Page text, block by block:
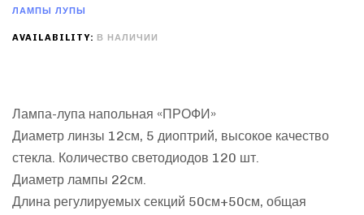
ЛАМПЫ ЛУПЫ
AVAILABILITY: В НАЛИЧИИ
Лампа-лупа напольная «ПРОФИ»
Диаметр линзы 12см, 5 диоптрий, высокое качество
стекла. Количество светодиодов 120 шт.
Диаметр лампы 22см.
Длина регулируемых секций 50см+50см, общая